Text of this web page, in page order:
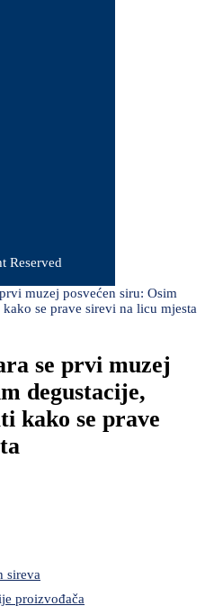
Reserved
muzej posvećen siru: Osim
se prave sirevi na licu mjesta
se prvi muzej
degustacije,
kako se prave
sireva
proizvođača